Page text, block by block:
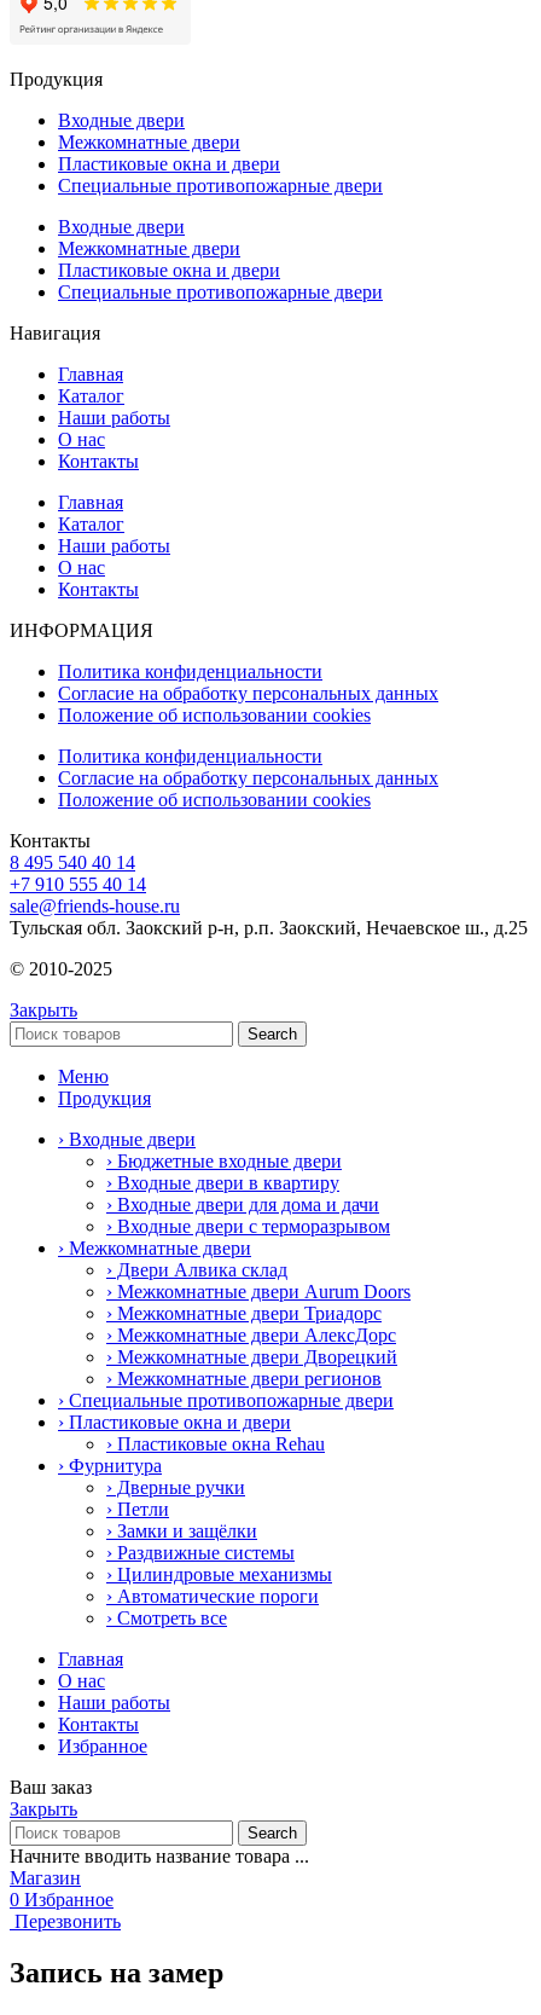
Продукция
Входные двери
Межкомнатные двери
Пластиковые окна и двери
Специальные противопожарные двери
Входные двери
Межкомнатные двери
Пластиковые окна и двери
Специальные противопожарные двери
Навигация
Главная
Каталог
Наши работы
О нас
Контакты
Главная
Каталог
Наши работы
О нас
Контакты
ИНФОРМАЦИЯ
Политика конфиденциальности
Согласие на обработку персональных данных
Положение об использовании cookies
Политика конфиденциальности
Согласие на обработку персональных данных
Положение об использовании cookies
Контакты
8 495 540 40 14
+7 910 555 40 14
sale@friends-house.ru
Тульская обл. Заокский р-н, р.п. Заокский, Нечаевское ш., д.25
© 2010-2025
Закрыть
Search
Меню
Продукция
› Входные двери
› Бюджетные входные двери
› Входные двери в квартиру
› Входные двери для дома и дачи
› Входные двери с терморазрывом
› Межкомнатные двери
› Двери Алвика склад
› Межкомнатные двери Aurum Doors
› Межкомнатные двери Триадорс
› Межкомнатные двери АлексДорс
› Межкомнатные двери Дворецкий
› Межкомнатные двери регионов
› Специальные противопожарные двери
› Пластиковые окна и двери
› Пластиковые окна Rehau
› Фурнитура
› Дверные ручки
› Петли
› Замки и защёлки
› Раздвижные системы
› Цилиндровые механизмы
› Автоматические пороги
› Смотреть все
Главная
О нас
Наши работы
Контакты
Избранное
Ваш заказ
Закрыть
Search
Начните вводить название товара ...
Магазин
0 Избранное
Перезвонить
Запись на замер